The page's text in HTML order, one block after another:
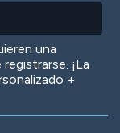
una
¡La
+